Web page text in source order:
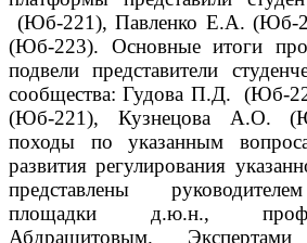
(Юб-221), Павленко Е.А. (Юб-
(Юб-223). Основные итоги
подвели представители
сообщества: Гудова П.Д. (Юб-
(Юб-221), Кузнецова А.О.
походы по указанным
развития регулирования
представлены
площадки д.ю.н.,
Абдрашитовым.